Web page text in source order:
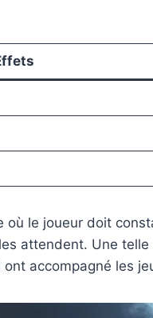
le joueur doit
attendent. Une
accompagné les